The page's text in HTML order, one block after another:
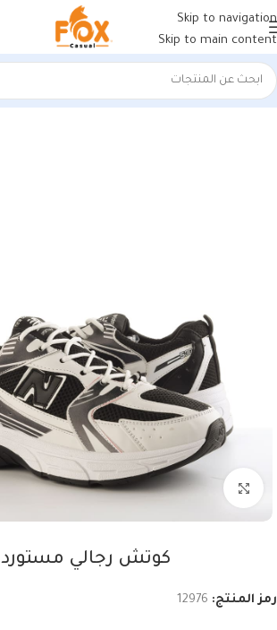
Skip to navigation
Skip to main content
الرئيسية/أحذية رجالي/كوتشي رجالي
اضغط للتكبير
كوتش رجالي مستورد N
رمز المنتج: 12976